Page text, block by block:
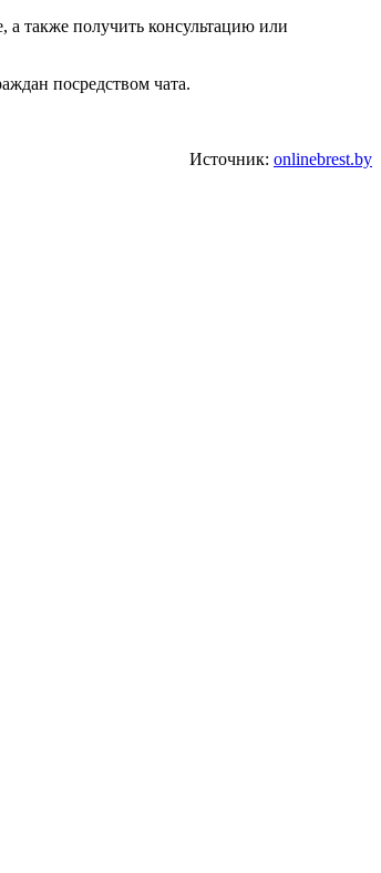
а также получить консультацию или
посредством чата.
Источник: onlinebrest.by